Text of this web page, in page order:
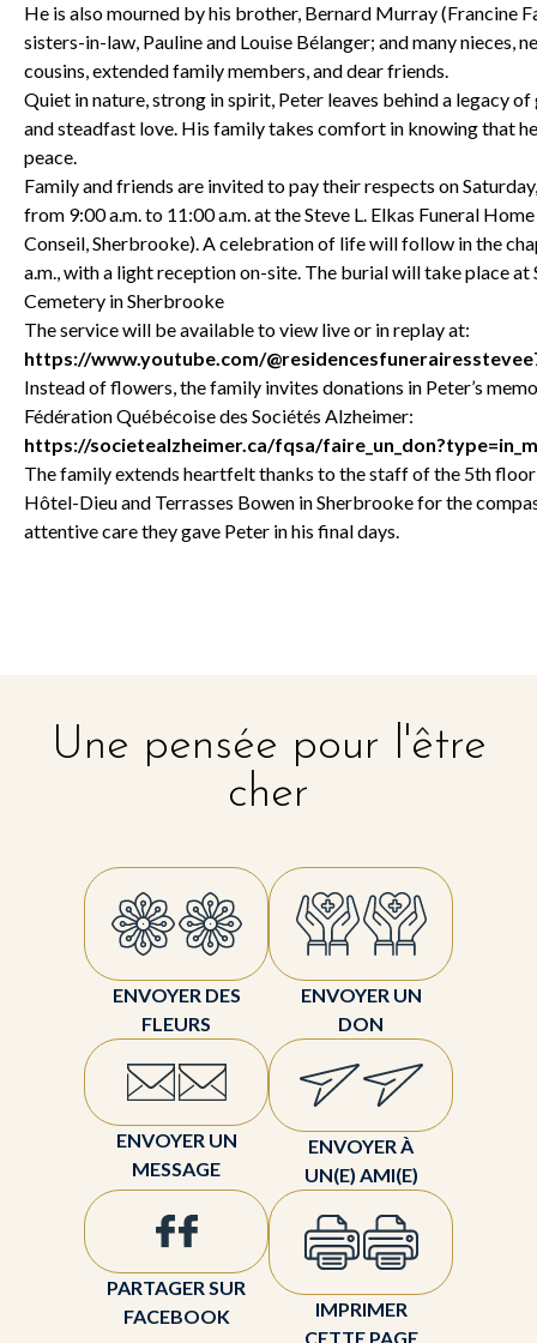
He is also mourned by his brother, Bernard Murray (Francine
sisters-in-law, Pauline and Louise Bélanger; and many nieces,
cousins, extended family members, and dear friends.
Quiet in nature, strong in spirit, Peter leaves behind a legacy of
and steadfast love. His family takes comfort in knowing that
peace.
Family and friends are invited to pay their respects on
from 9:00 a.m. to 11:00 a.m. at the Steve L. Elkas Funeral
Conseil, Sherbrooke). A celebration of life will follow in the
a.m., with a light reception on-site. The burial will take place
Cemetery in Sherbrooke
The service will be available to view live or in replay at:
https://www.youtube.com/
Instead of flowers, the family invites donations in Peter’s
Fédération Québécoise des Sociétés Alzheimer:
https://societealzheimer.ca/fqsa/
The family extends heartfelt thanks to the staff of the 5th
Hôtel-Dieu and Terrasses Bowen in Sherbrooke for the
attentive care they gave Peter in his final days.
Une pensée pour l'être
cher
ENVOYER DES
FLEURS
ENVOYER UN
DON
ENVOYER UN
MESSAGE
ENVOYER À
UN(E) AMI(E)
PARTAGER SUR
FACEBOOK
IMPRIMER
CETTE PAGE